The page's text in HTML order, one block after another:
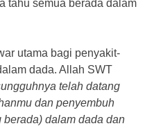
tahu semua berada dalam
utama bagi penyakit-
dada. Allah SWT
telah datang
dan penyembuh
dalam dada dan